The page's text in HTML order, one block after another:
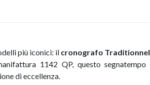
più iconici: il cronografo
1142 QP, questo segnatempo
di eccellenza.